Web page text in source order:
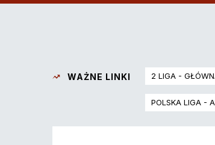
WAŻNE LINKI 2 LIGA -
POLSKA LIGA -